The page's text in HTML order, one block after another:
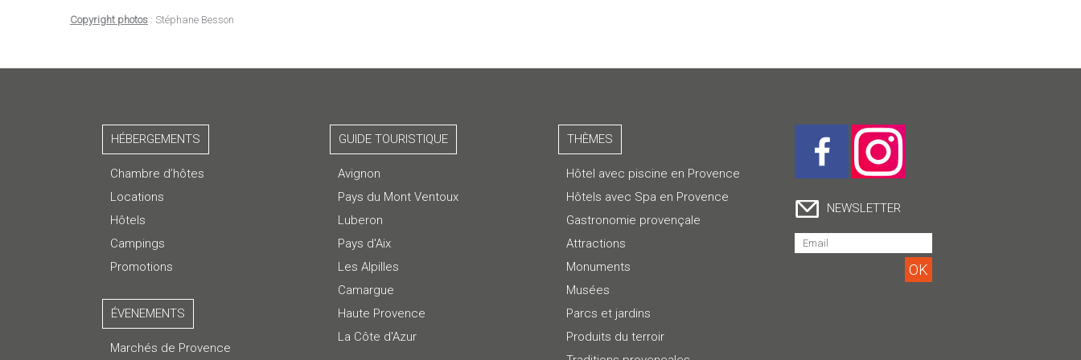
Copyright photos : Stéphane Besson
HÉBERGEMENTS
Chambre d’hôtes
Locations
Hôtels
Campings
Promotions
ÉVENEMENTS
Marchés de Provence
GUIDE TOURISTIQUE
Avignon
Pays du Mont Ventoux
Luberon
Pays d'Aix
Les Alpilles
Camargue
Haute Provence
La Côte d'Azur
THÈMES
Hôtel avec piscine en Provence
Hôtels avec Spa en Provence
Gastronomie provençale
Attractions
Monuments
Musées
Parcs et jardins
Produits du terroir
NEWSLETTER